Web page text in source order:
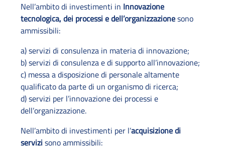
Nell’ambito di investimenti in Innovazione
tecnologica, dei processi e dell’organizzazionesono
ammissibili:
a) servizi di consulenza in materia di innovazione;
b) servizi di consulenza e di supporto all’innovazione;
c) messa a disposizione di personale altamente
qualificato da parte di un organismo di ricerca;
d) servizi per l’innovazione dei processi e
dell’organizzazione.
Nell’ambito di investimenti per l’acquisizione di
servizi sono ammissibili: